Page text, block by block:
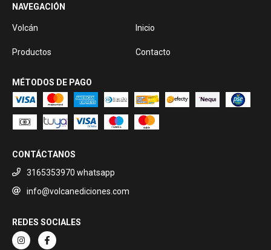
NAVEGACIÓN
Volcán Inicio
Productos Contacto
MÉTODOS DE PAGO
CONTÁCTANOS
3165353970 whatsapp
info@volcanediciones.com
REDES SOCIALES